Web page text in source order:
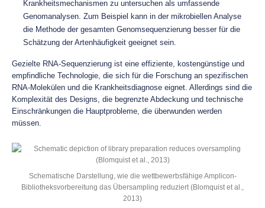
Krankheitsmechanismen zu untersuchen als umfassende
Genomanalysen. Zum Beispiel kann in der mikrobiellen Analyse
die Methode der gesamten Genomsequenzierung besser für die
Schätzung der Artenhäufigkeit geeignet sein.
Gezielte RNA-Sequenzierung ist eine effiziente, kostengünstige und
empfindliche Technologie, die sich für die Forschung an spezifischen
RNA-Molekülen und die Krankheitsdiagnose eignet. Allerdings sind die
Komplexität des Designs, die begrenzte Abdeckung und technische
Einschränkungen die Hauptprobleme, die überwunden werden
müssen.
Schematische Darstellung, wie die wettbewerbsfähige Amplicon-
Bibliotheksvorbereitung das Übersampling reduziert (Blomquist et al.,
2013)